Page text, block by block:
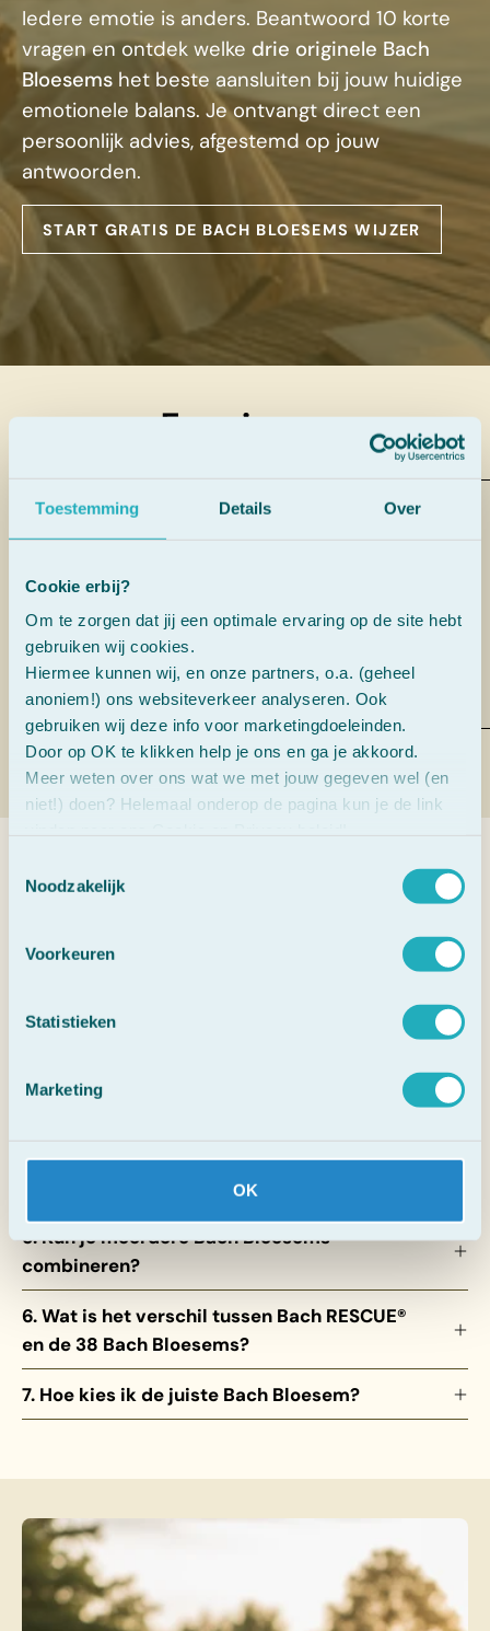
Toestemming Details Over
Cookie erbij?
Om te zorgen dat jij een optimale ervaring op de site hebt
gebruiken wij cookies.
Hiermee kunnen wij, en onze partners, o.a. (geheel
anoniem!) ons websiteverkeer analyseren. Ook
gebruiken wij deze info voor marketingdoeleinden.
Door op OK te klikken help je ons en ga je akkoord.
Meer weten over ons wat we met jouw gegeven wel (en
niet!) doen? Helemaal onderop de pagina kun je de link
Noodzakelijk
Voorkeuren
Statistieken
Marketing
OK
Iedere emotie is anders. Beantwoord 10 korte
vragen en ontdek welke drie originele Bach
Bloesems het beste aansluiten bij jouw huidige
emotionele balans. Je ontvangt direct een
persoonlijk advies, afgestemd op jouw
antwoorden.
START GRATIS DE BACH BLOESEMS WIJZER
Ervaringen
“Ik ben opgegroeid met dit flesje.
Bij ons thuis noemen we het de
SOS-druppels.”
AnneKee Molenaar
Veelgestelde vragen
2. Waarvoor kun je Bach Bloesems
4. Kunnen kinderen en dieren ook Bach
5. Kun je meerdere Bach Bloesems
combineren?
6. Wat is het verschil tussen Bach RESCUE®
en de 38 Bach Bloesems?
7. Hoe kies ik de juiste Bach Bloesem?